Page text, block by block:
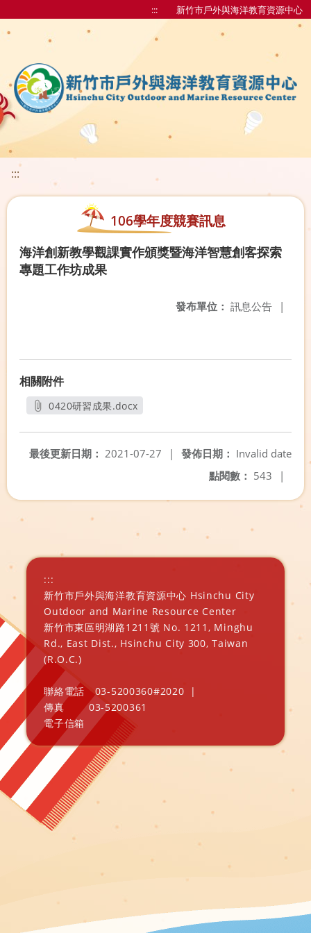
::: 新竹市戶外與海洋教育資源中心
:::
106學年度競賽訊息
海洋創新教學觀課實作頒獎暨海洋智慧創客探索
專題工作坊成果
發布單位： 訊息公告 |
相關附件
0420研習成果.docx
發佈日期： Invalid date
最後更新日期： 2021-07-27
|
點閱數： 543 |
:::
新竹市戶外與海洋教育資源中心 Hsinchu City
Outdoor and Marine Resource Center
新竹市東區明湖路1211號 No. 1211, Minghu
Rd., East Dist., Hsinchu City 300, Taiwan
(R.O.C.)
聯絡電話 03-5200360#2020
|
傳真
03-5200361
電子信箱